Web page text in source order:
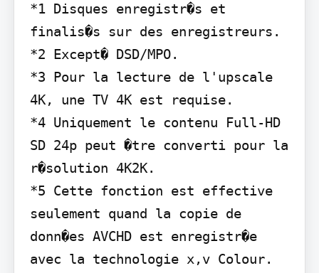
*1 Disques enregistr�s et
finalis�s sur des enregistreurs.
*2 Except� DSD/MPO.
*3 Pour la lecture de l'upscale
4K, une TV 4K est requise.
*4 Uniquement le contenu Full-HD
SD 24p peut �tre converti pour la
r�solution 4K2K.
*5 Cette fonction est effective
seulement quand la copie de
donn�es AVCHD est enregistr�e
avec la technologie x,v Colour.